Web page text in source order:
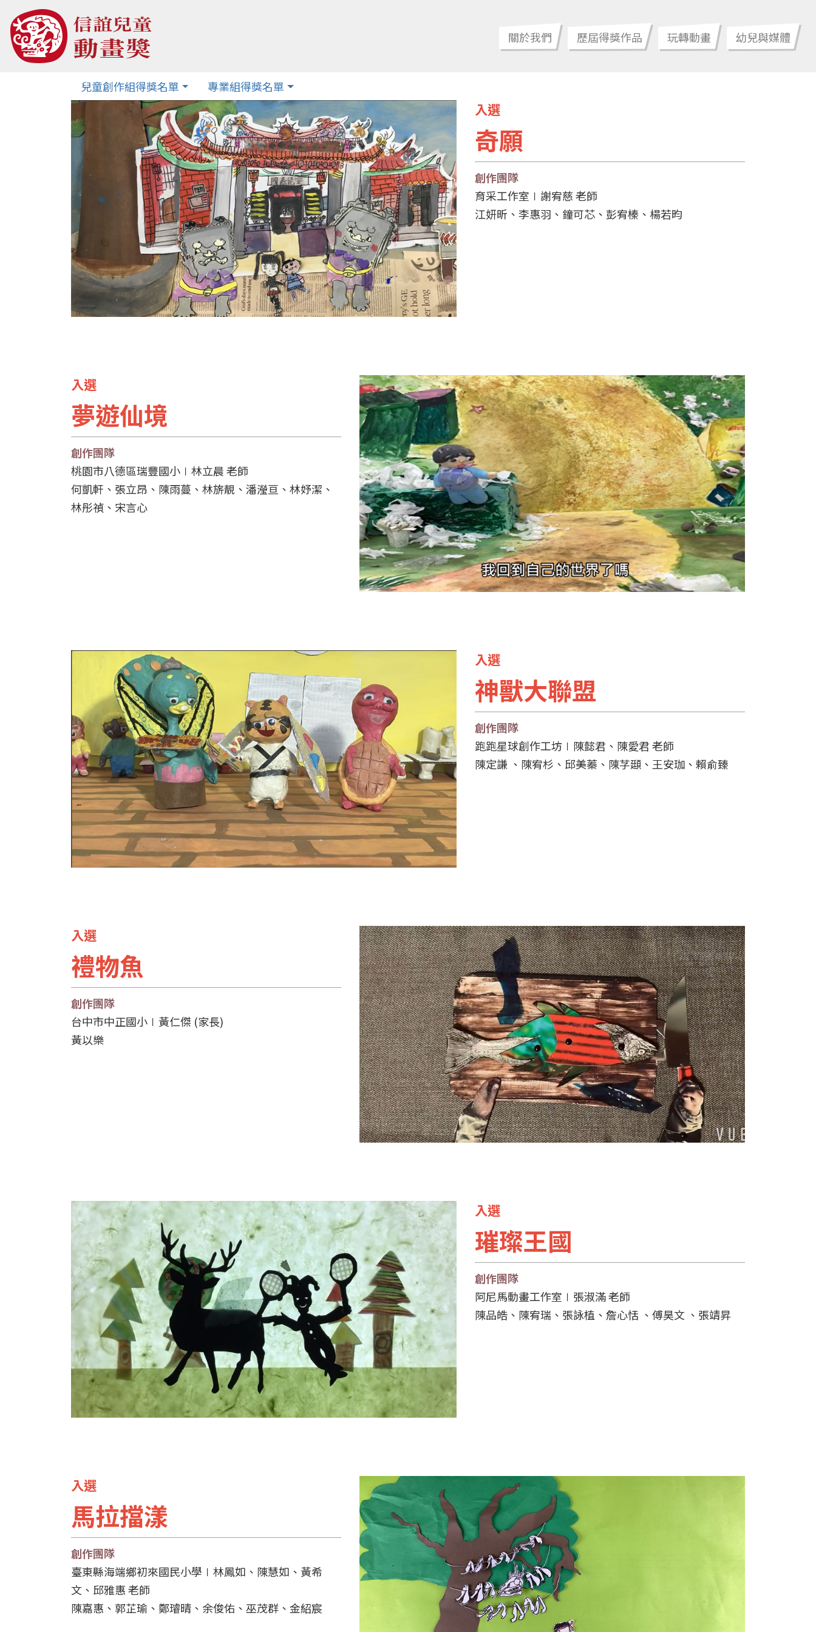
關於我們 歷屆得獎作品 玩轉動畫 幼兒與媒體
兒童創作組得獎名單 專業組得獎名單
入選
奇願
創作團隊
育采工作室∣謝宥慈 老師
江妍昕、李惠羽、鐘可芯、彭宥榛、楊若昀
入選
夢遊仙境
創作團隊
桃園市八德區瑞豐國小∣林立晨 老師
何凱軒、張立昂、陳雨蔓、林旂靚、潘瀅亘、林妤潔、
林彤禎、宋言心
入選
神獸大聯盟
創作團隊
跑跑星球創作工坊∣陳懿君、陳愛君 老師
陳定謙 、陳宥杉、邱美蓁、陳芓頲、王安珈、賴俞臻
入選
禮物魚
創作團隊
台中市中正國小∣黃仁傑 (家長)
黃以樂
入選
璀璨王國
創作團隊
阿尼馬動畫工作室∣張淑滿 老師
陳品皓、陳宥瑞、張詠植、詹心恬 、傅昊文 、張靖昇
入選
馬拉擋漾
創作團隊
臺東縣海端鄉初來國民小學∣林鳳如、陳慧如、黃希
文、邱雅惠 老師
陳嘉惠、郭芷瑜、鄭璿晴、余俊佑、巫茂群、金紹宸